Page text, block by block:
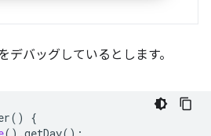
デバッグしているとします。
()
{